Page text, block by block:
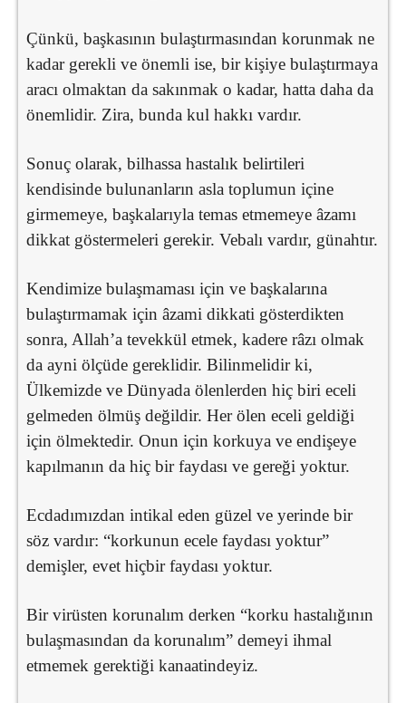
Çünkü, başkasının bulaştırmasından korunmak ne
kadar gerekli ve önemli ise, bir kişiye bulaştırmaya
aracı olmaktan da sakınmak o kadar, hatta daha da
önemlidir. Zira, bunda kul hakkı vardır.
Sonuç olarak, bilhassa hastalık belirtileri
kendisinde bulunanların asla toplumun içine
girmemeye, başkalarıyla temas etmemeye âzamı
dikkat göstermeleri gerekir. Vebalı vardır, günahtır.
Kendimize bulaşmaması için ve başkalarına
bulaştırmamak için âzami dikkati gösterdikten
sonra, Allah’a tevekkül etmek, kadere râzı olmak
da ayni ölçüde gereklidir. Bilinmelidir ki,
Ülkemizde ve Dünyada ölenlerden hiç biri eceli
gelmeden ölmüş değildir. Her ölen eceli geldiği
için ölmektedir. Onun için korkuya ve endişeye
kapılmanın da hiç bir faydası ve gereği yoktur.
Ecdadımızdan intikal eden güzel ve yerinde bir
söz vardır: “korkunun ecele faydası yoktur”
demişler, evet hiçbir faydası yoktur.
Bir virüsten korunalım derken “korku hastalığının
bulaşmasından da korunalım” demeyi ihmal
etmemek gerektiği kanaatindeyiz.